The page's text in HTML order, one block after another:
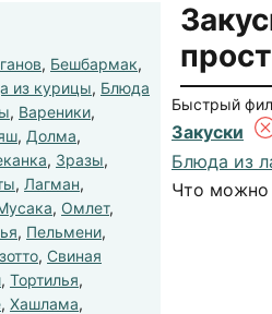
, Бешбармак,
из курицы, Блюда
, Вареники,
, Долма,
, Зразы,
, Лагман,
, Омлет,
, Пельмени,
, Свиная
, Тортилья,
, Хашлама,
Быстрый
Закуски
Блюда из
Что можно